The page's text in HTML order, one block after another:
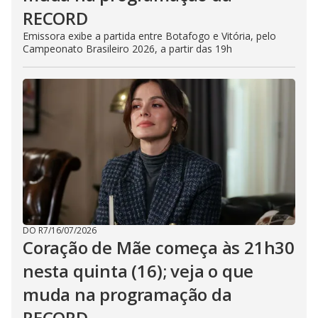
RECORD
Emissora exibe a partida entre Botafogo e Vitória, pelo
Campeonato Brasileiro 2026, a partir das 19h
DO R7/16/07/2026
Coração de Mãe começa às 21h30
nesta quinta (16); veja o que
muda na programação da